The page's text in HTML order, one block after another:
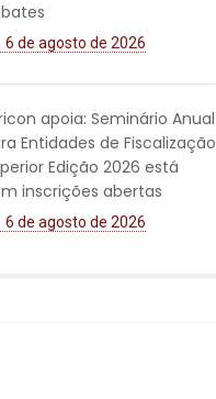
6 de agosto de 2026
apoia: Seminário Anual
Entidades de Fiscalização
Edição 2026 está
inscrições abertas
6 de agosto de 2026